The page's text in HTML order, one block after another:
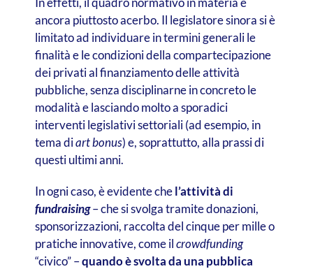
ancora piuttosto acerbo. Il legislatore sinora si è
limitato ad individuare in termini generali le
finalità e le condizioni della compartecipazione
dei privati al finanziamento delle attività
pubbliche, senza disciplinarne in concreto le
modalità e lasciando molto a sporadici
interventi legislativi settoriali (ad esempio, in
tema diart bonus) e, soprattutto, alla prassi di
questi ultimi anni.
In ogni caso, è evidente chel’attività di
fundraising– che si svolga tramite donazioni,
sponsorizzazioni, raccolta del cinque per mille o
pratiche innovative, come ilcrowdfunding
“civico” –quando è svolta da una pubblica